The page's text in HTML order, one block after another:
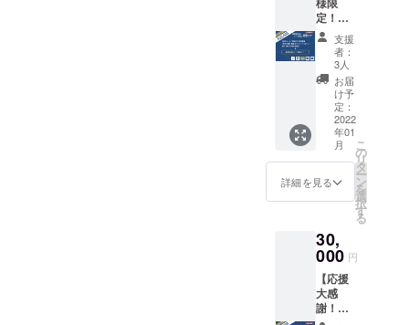
くださ
い。
【発送
時期】
本一式
の発送
は2022
年2月上
旬を予
定して
おりま
芦刈将
／イワ
タニユ
ウスケ
／さか
がわ成
美／榊
原ます
み／鴻
奈緒
する
『新実
巻末
ページ
にてお
名前を
掲載し
ます。
ト5種類
＋盛田
昭夫氏
の写真1
種類の
ポスト
カード
セット
付き。
通常の
ポスト
（100×
148mm
のB6サ
イズ
（128m
m×182
mm）
。 ■
様分）
■『新実
力主
義』の
中に書
かれた
印象的
な文章
をピッ
クアッ
プし、
今回の
ために
らご提
供いた
だいた
イラス
ト5種類
＋盛田
『新実
力主
義』復
刊初版
本（1
冊） ★
『新実
力主
義』復
刊初版
本にお
名前掲
載（希
夫塾 お
みやげ
付 特別
チケッ
ト（1名
定！】
盛田昭
夫塾＋
盛田味
の館 特
別（プ
レミア
ム）ツ
アー ★
お礼の
メール
（1通）
★ 「新
録ポス
トカー
ド（6枚
セッ
ト） ★
『新実
支援
者：
3人
お届
け予
定：
2022
年01
月
詳細を見る
こ
の
リ
タ
ー
ン
を
選
択
す
る
30,
000 円
【応援
大感
謝！】